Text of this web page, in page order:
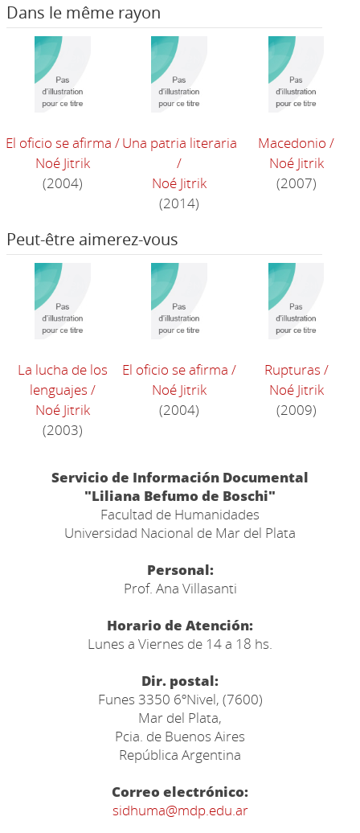
Dans le même rayon
El oficio se afirma /
Noé Jitrik
(2004)
Una patria literaria
/
Noé Jitrik
(2014)
Macedonio /
Noé Jitrik
(2007)
Peut-être aimerez-vous
La lucha de los
lenguajes /
Noé Jitrik
(2003)
El oficio se afirma /
Noé Jitrik
(2004)
Rupturas /
Noé Jitrik
(2009)
Servicio de Información Documental
"Liliana Befumo de Boschi"
Facultad de Humanidades
Universidad Nacional de Mar del Plata
Personal:
Prof. Ana Villasanti
Horario de Atención:
Lunes a Viernes de 14 a 18 hs.
Dir. postal:
Funes 3350 6ºNivel, (7600)
Mar del Plata,
Pcia. de Buenos Aires
República Argentina
Correo electrónico:
sidhuma@mdp.edu.ar